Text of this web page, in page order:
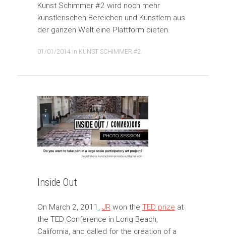
Kunst Schimmer #2 wird noch mehr
künstlerischen Bereichen und Künstlern aus
der ganzen Welt eine Plattform bieten.
01/01/2014 in KUNST SCHIMMER #2.
Inside Out
On March 2, 2011, JRwon the TED prize at
the TED Conference in Long Beach,
California, and called for the creation of a